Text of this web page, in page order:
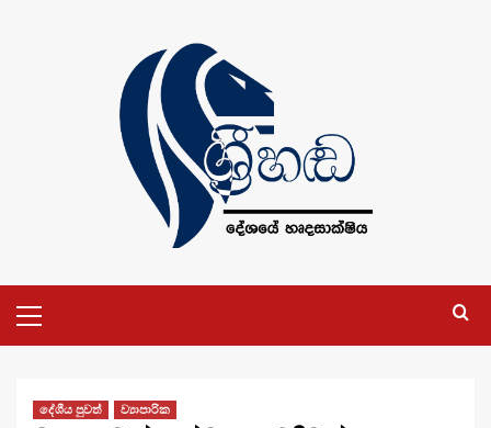
Menu
දේශීය පුවත් ව්‍යාපාරික